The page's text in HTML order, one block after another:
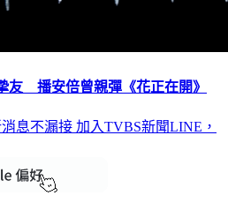
友 播安倍曾親彈《花正在開》
息不漏接 加入TVBS新聞LINE，